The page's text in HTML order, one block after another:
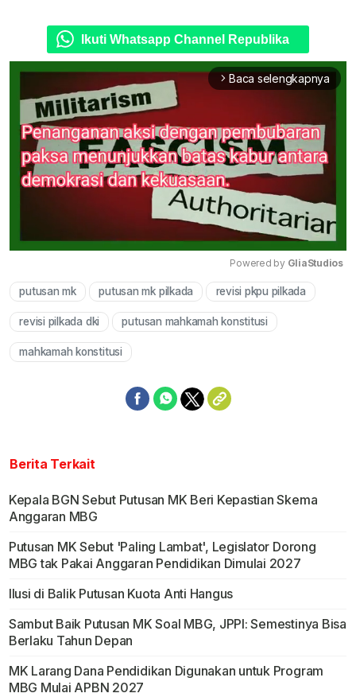
Ikuti Whatsapp Channel Republika
arrow_forward_ios Baca selengkapnya
Mute
Powered by GliaStudios
putusan mk putusan mk pilkada revisi pkpu pilkada
revisi pilkada dki putusan mahkamah konstitusi
mahkamah konstitusi
Berita Terkait
Kepala BGN Sebut Putusan MK Beri Kepastian Skema
Anggaran MBG
Putusan MK Sebut 'Paling Lambat', Legislator Dorong
MBG tak Pakai Anggaran Pendidikan Dimulai 2027
Ilusi di Balik Putusan Kuota Anti Hangus
Sambut Baik Putusan MK Soal MBG, JPPI: Semestinya Bisa
Berlaku Tahun Depan
MK Larang Dana Pendidikan Digunakan untuk Program
MBG Mulai APBN 2027